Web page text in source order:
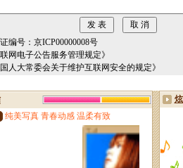
编号：京ICP00000008号
网电子公告服务管理规定》
人大常委会关于维护互联网安全的规定》